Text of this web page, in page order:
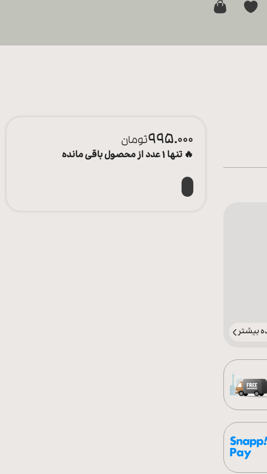
بیشتر
995.000تومان
🔥 تنها 1 عدد از محصول باقی مانده
افزودن به سبد خرید